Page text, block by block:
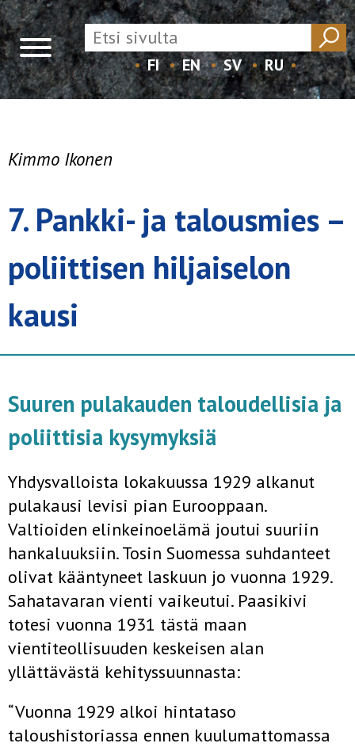
FI EN SV RU
Kimmo Ikonen
7. Pankki- ja talousmies –
poliittisen hiljaiselon
kausi
Suuren pulakauden taloudellisia ja
poliittisia kysymyksiä
Yhdysvalloista lokakuussa 1929 alkanut
pulakausi levisi pian Eurooppaan.
Valtioiden elinkeinoelämä joutui suuriin
hankaluuksiin. Tosin Suomessa suhdanteet
olivat kääntyneet laskuun jo vuonna 1929.
Sahatavaran vienti vaikeutui. Paasikivi
totesi vuonna 1931 tästä maan
vientiteollisuuden keskeisen alan
yllättävästä kehityssuunnasta:
“Vuonna 1929 alkoi hintataso
taloushistoriassa ennen kuulumattomassa